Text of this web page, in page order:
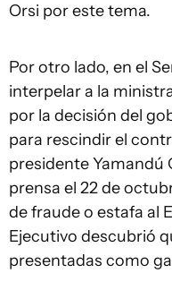
Orsi por este tema.
Por otro lado, en el
interpelar a la
por la decisión del
para rescindir el
presidente Yamandú
prensa el 22 de
de fraude o estafa al
Ejecutivo descubrió
presentadas como